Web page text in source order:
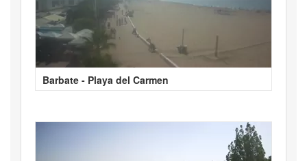
Barbate - Playa del Carmen